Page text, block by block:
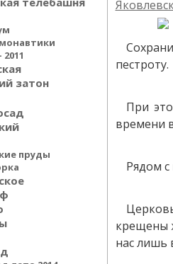
затон
пруды
пестроту.
При
времени
Рядом
крещены
нас лишь